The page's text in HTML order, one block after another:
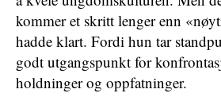
kommer et skritt lenger enn
hadde klart. Fordi hun tar
godt utgangspunkt for
holdninger og oppfatninger.